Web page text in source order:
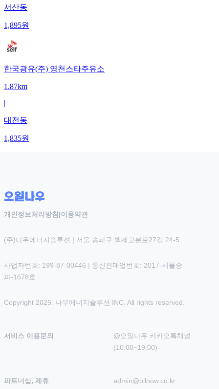
서산동
1,895원
한국광유(주) 영천스타주유소
1.87km
|
대전동
1,835원
개인정보처리방침 |이용약관
(주)나우에너지솔루션 | 서울 송파구 백제고분로27길 24-5
사업자번호: 199-87-00446 | 통신판매업번호: 2017-서울송
파-1678호
Copyright 2025. 나우에너지솔루션 INC. All rights reserved.
서비스 이용문의
@오일나우 카카오톡채널
(10:00~19:00)
파트너십, 제휴 admin@oilnow.co.kr